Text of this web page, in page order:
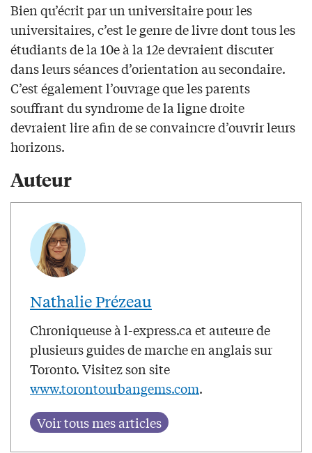
Bien qu’écrit par un universitaire pour les
universitaires, c’est le genre de livre dont tous les
étudiants de la 10e à la 12e devraient discuter
dans leurs séances d’orientation au secondaire.
C’est également l’ouvrage que les parents
souffrant du syndrome de la ligne droite
devraient lire afin de se convaincre d’ouvrir leurs
horizons.
Auteur
Nathalie Prézeau
Chroniqueuse à l-express.ca et auteure de
plusieurs guides de marche en anglais sur
Toronto. Visitez son site
www.torontourbangems.com.